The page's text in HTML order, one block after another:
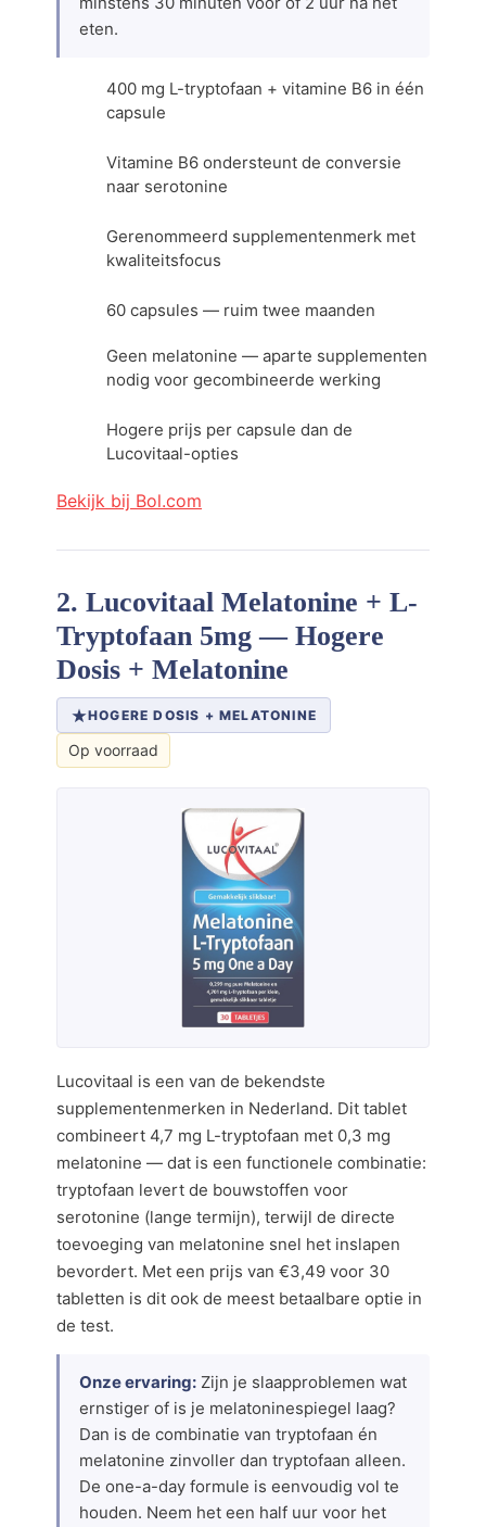
eten.
400 mg L-tryptofaan + vitamine B6 in één
capsule
Vitamine B6 ondersteunt de conversie
naar serotonine
Gerenommeerd supplementenmerk met
kwaliteitsfocus
60 capsules — ruim twee maanden
Geen melatonine — aparte supplementen
nodig voor gecombineerde werking
Hogere prijs per capsule dan de
Lucovitaal-opties
Bekijk bij Bol.com
2. Lucovitaal Melatonine + L-
Tryptofaan 5mg — Hogere
Dosis + Melatonine
HOGERE DOSIS + MELATONINE
Op voorraad
Lucovitaal is een van de bekendste
supplementenmerken in Nederland. Dit tablet
combineert 4,7 mg L-tryptofaan met 0,3 mg
melatonine — dat is een functionele combinatie:
tryptofaan levert de bouwstoffen voor
serotonine (lange termijn), terwijl de directe
toevoeging van melatonine snel het inslapen
bevordert. Met een prijs van €3,49 voor 30
tabletten is dit ook de meest betaalbare optie in
de test.
Onze ervaring: Zijn je slaapproblemen wat
ernstiger of is je melatoninespiegel laag?
Dan is de combinatie van tryptofaan én
melatonine zinvoller dan tryptofaan alleen.
De one-a-day formule is eenvoudig vol te
houden. Neem het een half uur voor het